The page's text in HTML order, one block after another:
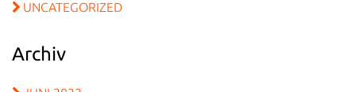
UNCATEGORIZED
Archiv